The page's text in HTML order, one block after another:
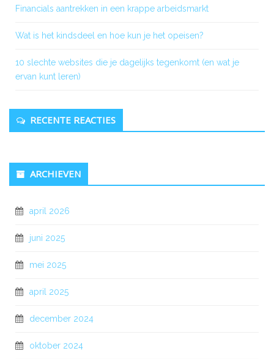
Financials aantrekken in een krappe arbeidsmarkt
Wat is het kindsdeel en hoe kun je het opeisen?
10 slechte websites die je dagelijks tegenkomt (en wat je
ervan kunt leren)
RECENTE REACTIES
ARCHIEVEN
april 2026
juni 2025
mei 2025
april 2025
december 2024
oktober 2024